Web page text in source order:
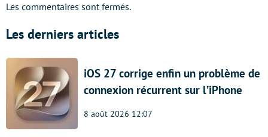
Les commentaires sont fermés.
Les derniers articles
iOS 27 corrige enfin un problème de
connexion récurrent sur l’iPhone
8 août 2026 12:07